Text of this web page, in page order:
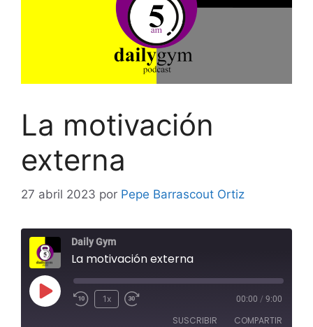
La motivación
externa
27 abril 2023 por Pepe Barrascout Ortiz
Daily Gym
La motivación externa
Reproducir
Rebobinar
1x 00:00 / 9:00
SUSCRIBIR COMPARTIR